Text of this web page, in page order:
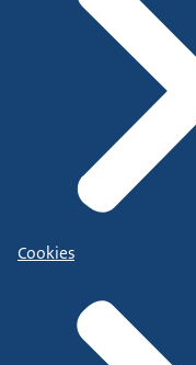
Cookies